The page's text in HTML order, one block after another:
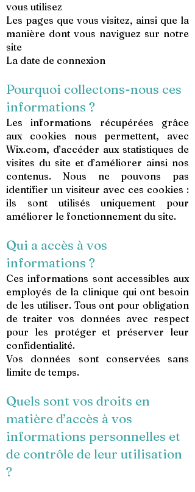
vous utilisez
Les pages que vous visitez, ainsi que la
manière dont vous naviguez sur notre
site
La date de connexion
Pourquoi collectons-nous ces
informations ?
Les informations récupérées grâce
aux cookies nous permettent, avec
Wix.com, d’accéder aux statistiques de
visites du site et d’améliorer ainsi nos
contenus. Nous ne pouvons pas
identifier un visiteur avec ces cookies :
ils sont utilisés uniquement pour
améliorer le fonctionnement du site.
Qui a accès à vos
informations ?
Ces informations sont accessibles aux
employés de la clinique qui ont besoin
de les utiliser. Tous ont pour obligation
de traiter vos données avec respect
pour les protéger et préserver leur
confidentialité.
Vos données sont conservées sans
limite de temps.
Quels sont vos droits en
matière d’accès à vos
informations personnelles et
de contrôle de leur utilisation
?